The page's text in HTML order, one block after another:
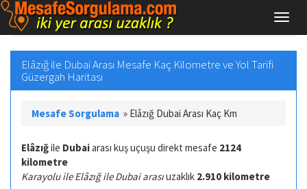
Elâzığ ile Dubai Arası Mesafe Kaç Kilometre ve Yol Tarifi
Güzergah Haritası
Mesafe Sorgulama » Elâzığ Dubai Arası Kaç Km
Elâzığile Dubaiarası kuş uçuşu direkt mesafe 2124
kilometre
Karayolu ile Elâzığ ile Dubai arasıuzaklık 2.910 kilometre